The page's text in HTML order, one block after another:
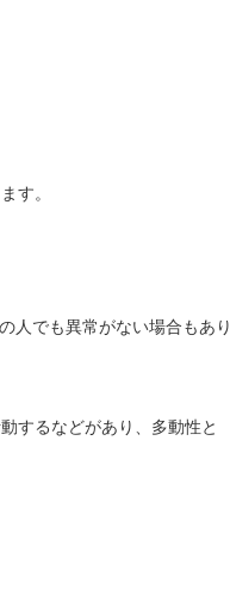
す。
人でも異常がない場合もあり
するなどがあり、多動性と